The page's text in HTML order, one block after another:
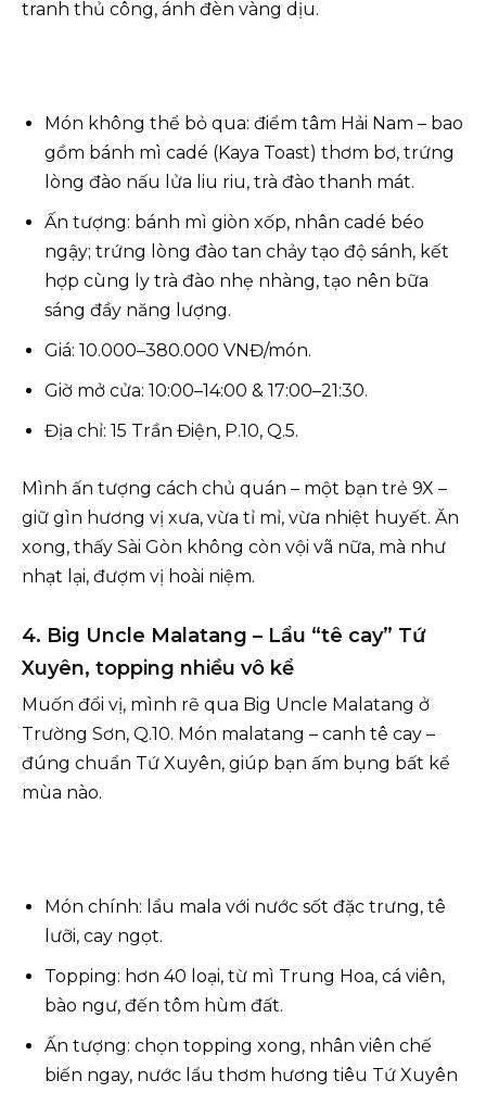
tranh thủ công, ánh đèn vàng dịu.
Món không thể bỏ qua: điểm tâm Hải Nam – bao
gồm bánh mì cadé (Kaya Toast) thơm bơ, trứng
lòng đào nấu lửa liu riu, trà đào thanh mát.
Ấn tượng: bánh mì giòn xốp, nhân cadé béo
ngậy; trứng lòng đào tan chảy tạo độ sánh, kết
hợp cùng ly trà đào nhẹ nhàng, tạo nên bữa
sáng đầy năng lượng.
Giá: 10.000–380.000 VNĐ/món.
Giờ mở cửa: 10:00–14:00 & 17:00–21:30.
Địa chỉ: 15 Trần Điện, P.10, Q.5.
Mình ấn tượng cách chủ quán – một bạn trẻ 9X –
giữ gìn hương vị xưa, vừa tỉ mỉ, vừa nhiệt huyết. Ăn
xong, thấy Sài Gòn không còn vội vã nữa, mà như
nhạt lại, đượm vị hoài niệm.
4. Big Uncle Malatang – Lẩu “tê cay” Tứ
Xuyên, topping nhiều vô kể
Muốn đổi vị, mình rẽ qua Big Uncle Malatang ở
Trường Sơn, Q.10. Món malatang – canh tê cay –
đúng chuẩn Tứ Xuyên, giúp bạn ấm bụng bất kể
mùa nào.
Món chính: lẩu mala với nước sốt đặc trưng, tê
lưỡi, cay ngọt.
Topping: hơn 40 loại, từ mì Trung Hoa, cá viên,
bào ngư, đến tôm hùm đất.
Ấn tượng: chọn topping xong, nhân viên chế
biến ngay, nước lẩu thơm hương tiêu Tứ Xuyên